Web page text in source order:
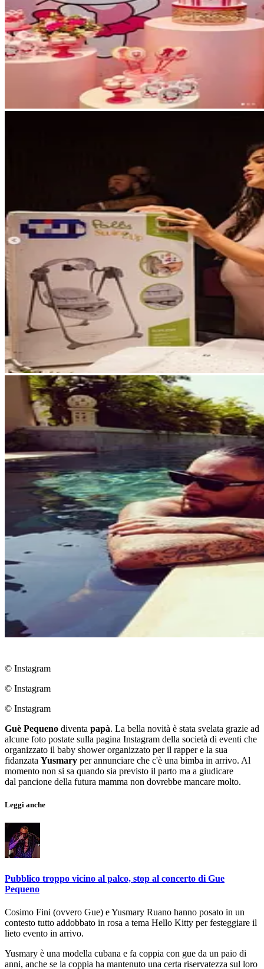
© Instagram
© Instagram
© Instagram
Guè Pequeno diventa papà. La bella novità è stata svelata grazie ad
alcune foto postate sulla pagina Instagram della società di eventi che
organizzato il baby shower organizzato per il rapper e la sua
fidanzata Yusmary per annunciare che c'è una bimba in arrivo. Al
momento non si sa quando sia previsto il parto ma a giudicare
dal pancione della futura mamma non dovrebbe mancare molto.
Leggi anche
Pubblico troppo vicino al palco, stop al concerto di Gue
Pequeno
Cosimo Fini (ovvero Gue) e Yusmary Ruano hanno posato in un
contesto tutto addobbato in rosa a tema Hello Kitty per festeggiare il
lieto evento in arrivo.
Yusmary è una modella cubana e fa coppia con gue da un paio di
anni, anche se la coppia ha mantenuto una certa riservatezza sul loro